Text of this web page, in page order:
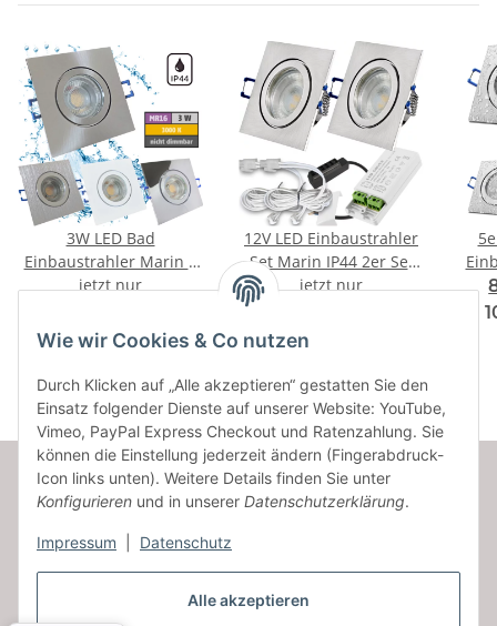
Alle akzeptieren
Wie wir Cookies & Co nutzen
Durch Klicken auf „Alle akzeptieren“ gestatten Sie den
Einsatz folgender Dienste auf unserer Website: YouTube,
Vimeo, PayPal Express Checkout und Ratenzahlung. Sie
können die Einstellung jederzeit ändern (Fingerabdruck-
Icon links unten). Weitere Details finden Sie unter
Konfigurieren und in unserer Datenschutzerklärung.
Impressum Datenschutz
3W LED Bad
Einbaustrahler Marin |
12V | IP44 | Eckig |
Ohne Transformator
jetzt nur
16,62 €*
12V LED Einbaustrahler
Set Marin IP44 2er Set
3W GU5.3 MR16 120cm
AMP Kabel inkl. Trafo
jetzt nur
53,68 €